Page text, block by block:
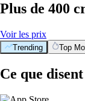
Plus de 400
Voir les prix
Trending Top
Ce que